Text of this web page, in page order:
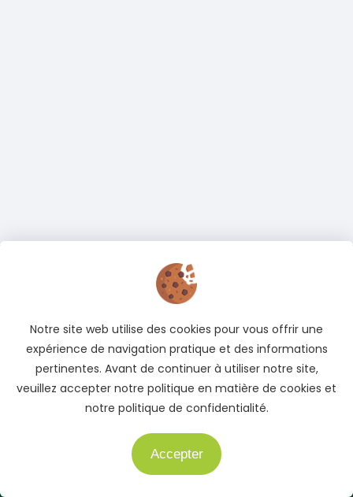
Téléphone
+225 05 04 78 83 83
+225 01 40 51 51 04
info@auto.ci
Notre site web utilise des cookies pour vous offrir une
expérience de navigation pratique et des informations
pertinentes. Avant de continuer à utiliser notre site,
veuillez accepter notre politique en matière de cookies et
notre politique de confidentialité.
Accepter